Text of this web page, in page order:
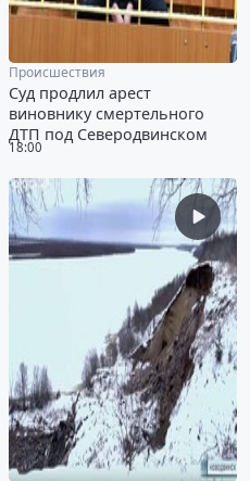
18:00
Происшествия
Суд продлил арест
виновнику смертельного
ДТП под Северодвинском